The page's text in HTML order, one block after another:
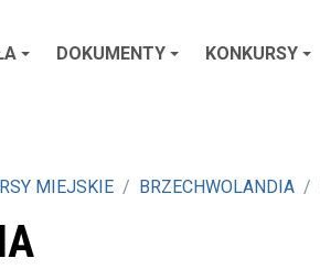
DOKUMENTY KONKURSY
MIEJSKIE BRZECHWOLANDIA